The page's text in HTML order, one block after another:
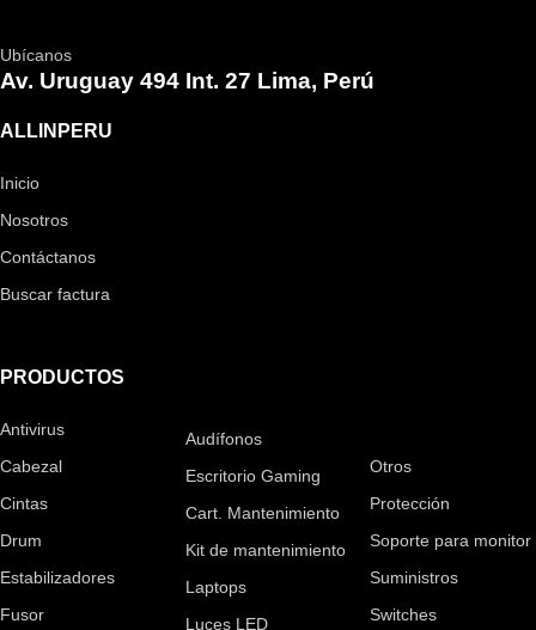
Ubícanos
Av. Uruguay 494 Int. 27 Lima, Perú
ALLINPERU
Inicio
Nosotros
Contáctanos
Buscar factura
PRODUCTOS
Antivirus
Cabezal
Cintas
Drum
Estabilizadores
Fusor
Audífonos
Escritorio Gaming
Cart. Mantenimiento
Kit de mantenimiento
Laptops
Luces LED
Otros
Protección
Soporte para monitor
Suministros
Switches